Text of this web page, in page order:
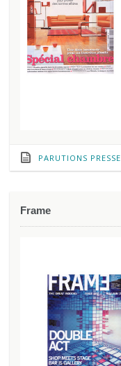
PARUTIONS PRESSE
Frame